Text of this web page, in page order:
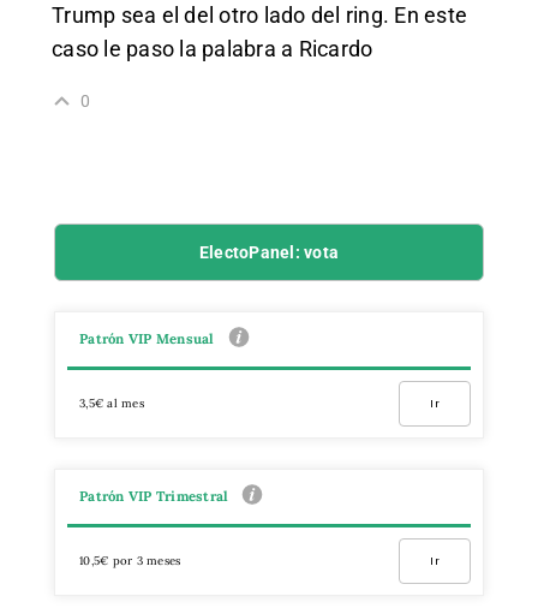
Trump sea el del otro lado del ring. En este
caso le paso la palabra a Ricardo
0
ElectoPanel: vota
Patrón VIP Mensual
3,5€ al mes Ir
Patrón VIP Trimestral
10,5€ por 3 meses Ir